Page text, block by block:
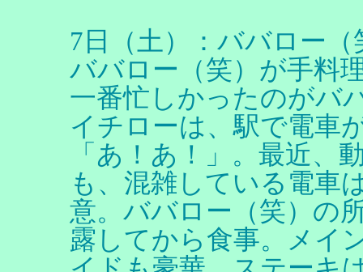
7日（土）：ババロー
ババロー（笑）が手料
一番忙しかったのがバ
イチローは、駅で電車
「あ！あ！」。最近、
も、混雑している電車
意。ババロー（笑）の
露してから食事。メイ